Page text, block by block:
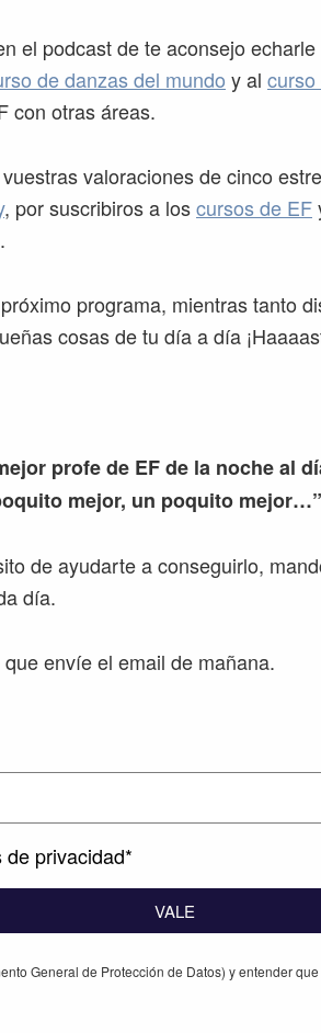
el podcast de te aconsejo
de danzas del mundo y al
con otras áreas.
valoraciones de cinco
, por suscribiros a loscursos de EF
programa, mientras tanto
cosas de tu día a día
profe de EF de la noche al
mejor, un poquito mejor…”
de ayudarte a conseguirlo,
día.
envíe el email de mañana.
privacidad*
VALE
General de Protección de Datos) y entender